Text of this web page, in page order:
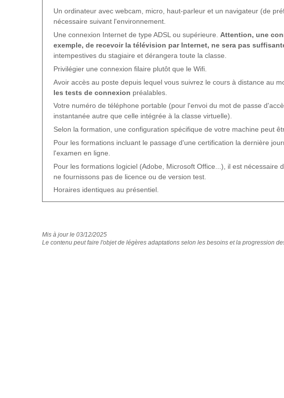
Un ordinateur avec webcam, micro, haut-parleur et un navigateur (de
nécessaire suivant l'environnement.
Une connexion Internet de type ADSL ou supérieure. Attention, une
exemple, de recevoir la télévision par Internet, ne sera pas
intempestives du stagiaire et dérangera toute la classe.
Privilégier une connexion filaire plutôt que le Wifi.
Avoir accès au poste depuis lequel vous suivrez le cours à distance au
les tests de connexion préalables.
Votre numéro de téléphone portable (pour l'envoi du mot de passe
instantanée autre que celle intégrée à la classe virtuelle).
Selon la formation, une configuration spécifique de votre machine peut
Pour les formations incluant le passage d'une certification la dernière
l'examen en ligne.
Pour les formations logiciel (Adobe, Microsoft Office...), il est nécessaire
ne fournissons pas de licence ou de version test.
Horaires identiques au présentiel.
Mis à jour le 03/12/2025
Le contenu peut faire l'objet de légères adaptations selon les besoins et la progression